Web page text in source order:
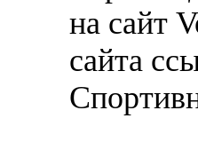
на сайт
сайта